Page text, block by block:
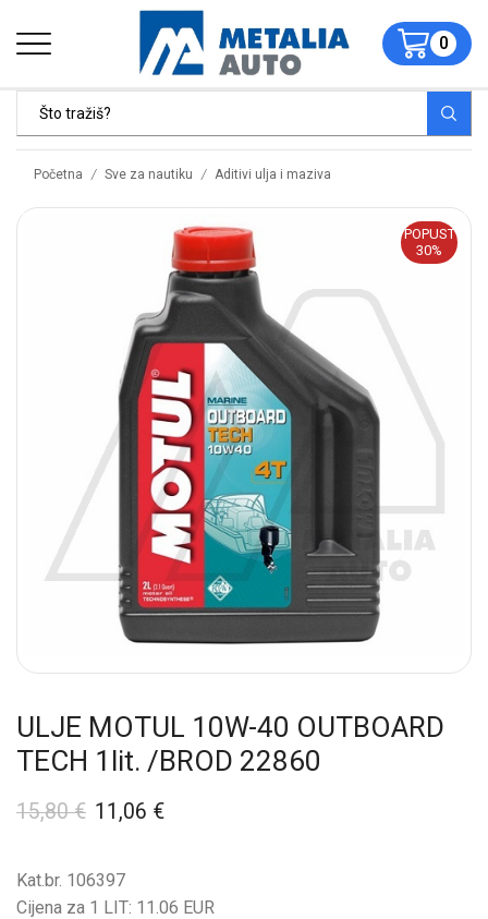
0
Početna / Sve za nautiku / Aditivi ulja i maziva
POPUST
30%
ULJE MOTUL 10W-40 OUTBOARD
TECH 1lit. /BROD 22860
15,80€ 11,06 €
Kat.br. 106397
Cijena za 1 LIT: 11.06 EUR